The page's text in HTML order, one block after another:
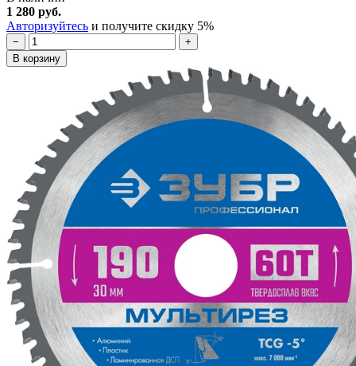
1 280 руб.
Авторизуйтесь и получите скидку 5%
−
+
В корзину